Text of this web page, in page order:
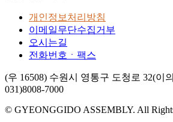
개인정보처리방침
이메일무단수집거부
오시는길
전화번호ㆍ팩스
(우 16508) 수원시 영통구 도청로 32(이
031)8008-7000
© GYEONGGIDO ASSEMBLY. All